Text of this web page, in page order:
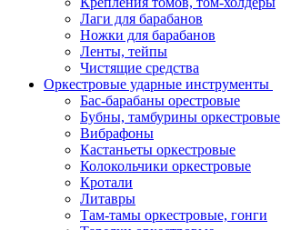
Лаги для барабанов
Ножки для барабанов
Ленты, тейпы
Чистящие средства
Оркестровые ударные инструменты
Бас-барабаны орестровые
Бубны, тамбурины оркестровые
Вибрафоны
Кастаньеты оркестровые
Колокольчики оркестровые
Кротали
Литавры
Там-тамы оркестровые, гонги